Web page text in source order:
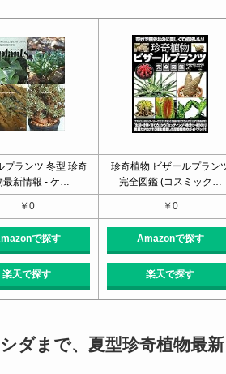
プランツ 冬型 珍奇
最新情報 - ケ…
珍奇植物 ビザールプラン
完全図鑑 (コスミック…
￥0 ￥0
で探す
楽天で探す
Amazonで探す
楽天で探す
ダまで、夏型珍奇植物最新